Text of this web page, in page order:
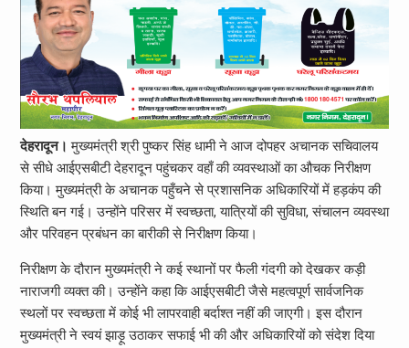
देहरादून। मुख्यमंत्री श्री पुष्कर सिंह धामी ने आज दोपहर अचानक सचिवालय
से सीधे आईएसबीटी देहरादून पहुंचकर वहाँ की व्यवस्थाओं का औचक निरीक्षण
किया। मुख्यमंत्री के अचानक पहुँचने से प्रशासनिक अधिकारियों में हड़कंप की
स्थिति बन गई। उन्होंने परिसर में स्वच्छता, यात्रियों की सुविधा, संचालन व्यवस्था
और परिवहन प्रबंधन का बारीकी से निरीक्षण किया।
निरीक्षण के दौरान मुख्यमंत्री ने कई स्थानों पर फैली गंदगी को देखकर कड़ी
नाराजगी व्यक्त की। उन्होंने कहा कि आईएसबीटी जैसे महत्वपूर्ण सार्वजनिक
स्थलों पर स्वच्छता में कोई भी लापरवाही बर्दाश्त नहीं की जाएगी। इस दौरान
मुख्यमंत्री ने स्वयं झाड़ू उठाकर सफाई भी की और अधिकारियों को संदेश दिया